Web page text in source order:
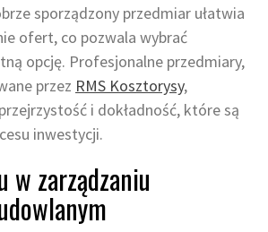
sporządzony przedmiar ułatwia
ofert, co pozwala wybrać
opcję. Profesjonalne przedmiary,
przez RMS Kosztorysy,
i dokładność, które są
inwestycji.
w zarządzaniu